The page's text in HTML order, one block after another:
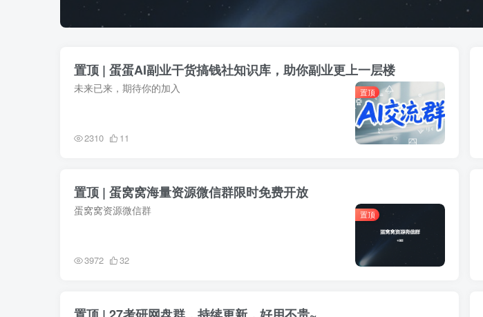
置顶 | 蛋蛋AI副业干货搞钱社知识库，助你副业更上一层楼
置顶
未来已来，期待你的加入
2310 11
置顶 | 蛋窝窝海量资源微信群限时免费开放
置顶
蛋窝窝资源微信群
3972 32